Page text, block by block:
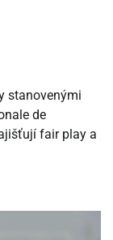
stanovenými
de
fair play a